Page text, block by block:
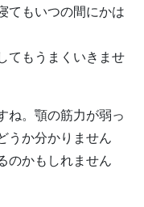
もいつの間にかは
もうまくいきませ
ね。顎の筋力が弱っ
うか分かりません
のかもしれません